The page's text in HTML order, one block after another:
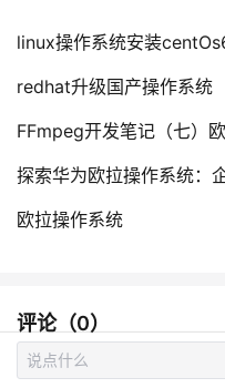
linux操作系统安装
redhat升级国产操作系统
FFmpeg开发笔记（七）
探索华为欧拉操作系统：
欧拉操作系统
评论（0）